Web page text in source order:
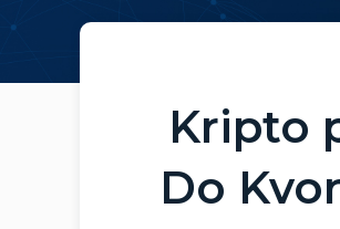
Kripto
Do